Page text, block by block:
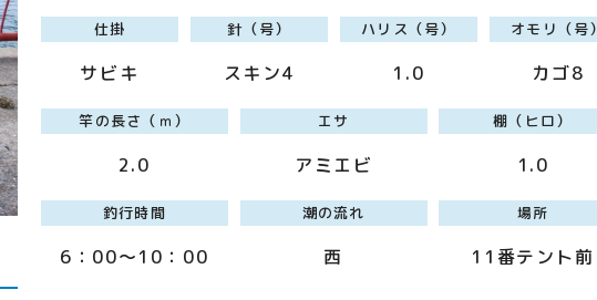
仕掛
サビキ
針（号）
スキン4
ハリス（号）
1.0
オモリ（号）
カゴ8
竿の長さ（ｍ）
2.0
エサ
アミエビ
棚（ヒロ）
1.0
釣行時間
6：00～10：00
潮の流れ
西
場所
11番テント前